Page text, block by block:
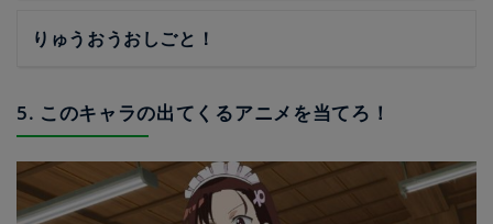
りゅうおうおしごと！
5. このキャラの出てくるアニメを当てろ！